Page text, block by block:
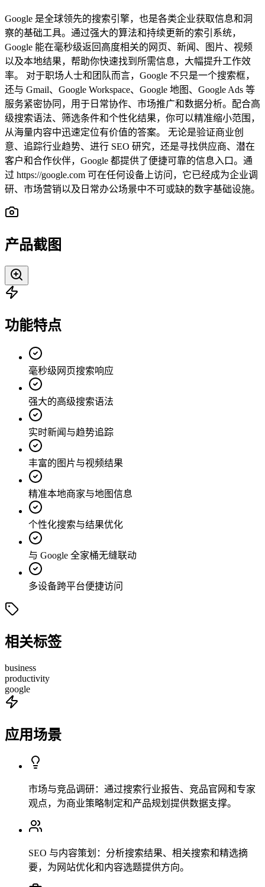
Google 是全球领先的搜索引擎，也是各类企业获取信息和洞
察的基础工具。通过强大的算法和持续更新的索引系统，
Google 能在毫秒级返回高度相关的网页、新闻、图片、视频
以及本地结果，帮助你快速找到所需信息，大幅提升工作效
率。 对于职场人士和团队而言，Google 不只是一个搜索框，
还与 Gmail、Google Workspace、Google 地图、Google Ads 等
服务紧密协同，用于日常协作、市场推广和数据分析。配合高
级搜索语法、筛选条件和个性化结果，你可以精准缩小范围，
从海量内容中迅速定位有价值的答案。 无论是验证商业创
意、追踪行业趋势、进行 SEO 研究，还是寻找供应商、潜在
客户和合作伙伴，Google 都提供了便捷可靠的信息入口。通
过 https://google.com 可在任何设备上访问，它已经成为企业调
研、市场营销以及日常办公场景中不可或缺的数字基础设施。
产品截图
功能特点
毫秒级网页搜索响应
强大的高级搜索语法
实时新闻与趋势追踪
丰富的图片与视频结果
精准本地商家与地图信息
个性化搜索与结果优化
与 Google 全家桶无缝联动
多设备跨平台便捷访问
相关标签
business
productivity
google
应用场景
市场与竞品调研：通过搜索行业报告、竞品官网和专家
观点，为商业策略制定和产品规划提供数据支撑。
SEO 与内容策划：分析搜索结果、相关搜索和精选摘
要，为网站优化和内容选题提供方向。